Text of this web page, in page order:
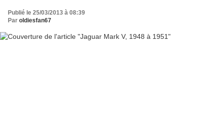
Publié le 25/03/2013 à 08:39
Par oldiesfan67